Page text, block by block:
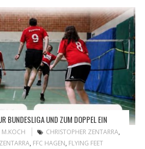
BUNDESLIGA UND ZUM DOPPEL EIN
M.KOCH CHRISTOPHER ZENTARRA,
, FFC HAGEN, FLYING FEET